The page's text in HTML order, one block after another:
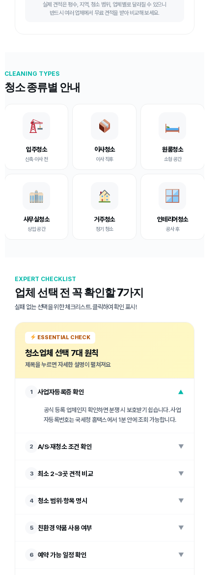
실제 견적은 평수, 지역, 청소 범위, 업체별로 달라질 수 있으니
반드시 여러 업체에서 무료 견적을 받아 비교해 보세요.
CLEANING TYPES
청소 종류별 안내
입주청소
신축·이사 전
이사청소
이사 직후
원룸청소
소형 공간
사무실청소
상업 공간
거주청소
정기 청소
인테리어청소
공사 후
EXPERT CHECKLIST
업체 선택 전 꼭 확인할 7가지
실패 없는 선택을 위한 체크리스트. 클릭하여 확인 표시!
ESSENTIAL CHECK
청소업체 선택 7대 원칙
제목을 누르면 자세한 설명이 펼쳐져요
1 사업자등록증 확인 ▼
공식 등록 업체인지 확인하면 분쟁 시 보호받기 쉽습니다. 사업
자등록번호는 국세청 홈택스에서 1분 안에 조회 가능합니다.
2 A/S·재청소 조건 확인 ▼
3 최소 2~3곳 견적 비교 ▼
4 청소 범위·항목 명시 ▼
5 친환경 약품 사용 여부 ▼
6 예약 가능 일정 확인 ▼